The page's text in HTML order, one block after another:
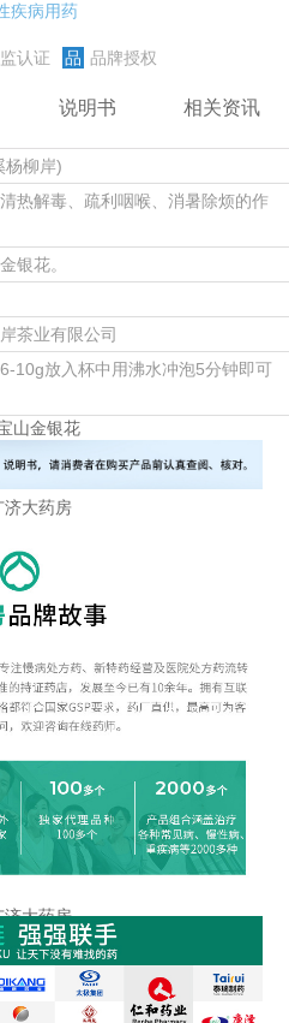
疾病用药
认证 品 品牌授权
说明书 相关资讯
杨柳岸)
热解毒、疏利咽喉、消暑除烦的作
银花。
茶业有限公司
10g放入杯中用沸水冲泡5分钟即可